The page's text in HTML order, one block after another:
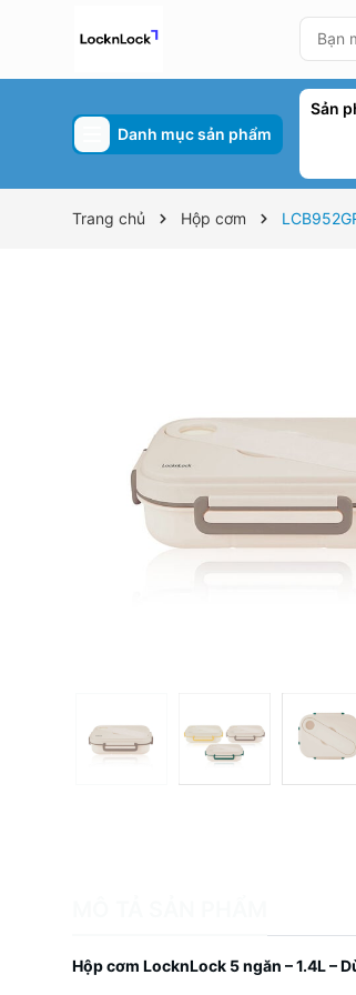
Danh mục sản phẩm
Sản
Trang chủ Hộp cơm
Hộp cơm LocknLock 5 ngăn – 1.4L –